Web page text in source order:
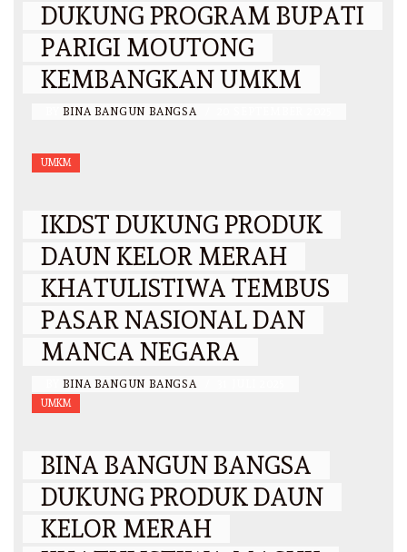
DUKUNG PROGRAM BUPATI
PARIGI MOUTONG
KEMBANGKAN UMKM
BINA BANGUN BANGSA
UMKM
IKDST DUKUNG PRODUK
DAUN KELOR MERAH
KHATULISTIWA TEMBUS
PASAR NASIONAL DAN
MANCA NEGARA
BINA BANGUN BANGSA
UMKM
BINA BANGUN BANGSA
DUKUNG PRODUK DAUN
KELOR MERAH